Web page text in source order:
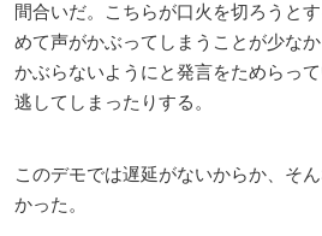
間合いだ。こちらが口火を切ろうと
めて声がかぶってしまうことが少な
かぶらないようにと発言をためらっ
逃してしまったりする。
このデモでは遅延がないからか、そ
かった。